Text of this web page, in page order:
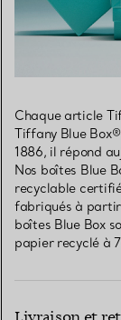
Chaque article
Tiffany Blue
1886, il répond
Nos boîtes Blue
recyclable
fabriqués à
boîtes Blue Box
papier recyclé à